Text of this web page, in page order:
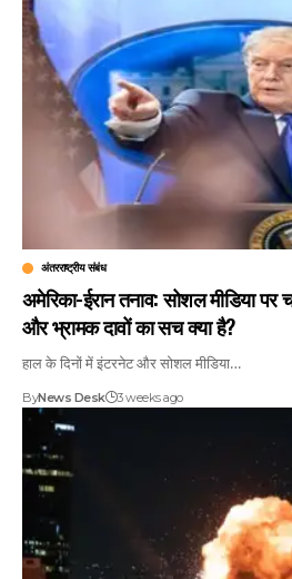
अंतरराष्ट्रीय संबंध
अमेरिका-ईरान तनाव: सोशल मीडिया पर
और भ्रामक दावों का सच क्या है?
हाल के दिनों में इंटरनेट और सोशल मीडिया…
ByNews Desk 3 weeks ago